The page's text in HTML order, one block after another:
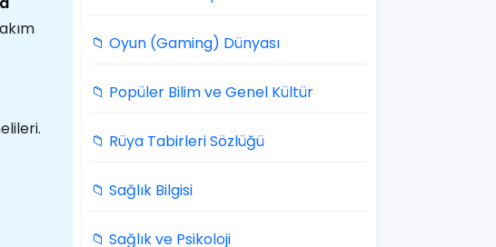
📁 Oyun (Gaming) Dünyası
📁 Popüler Bilim ve Genel Kültür
📁 Rüya Tabirleri Sözlüğü
📁 Sağlık Bilgisi
📁 Sağlık ve Psikoloji